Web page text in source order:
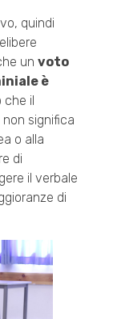
quindi
un voto
è
che il
significa
o alla
di
il verbale
di